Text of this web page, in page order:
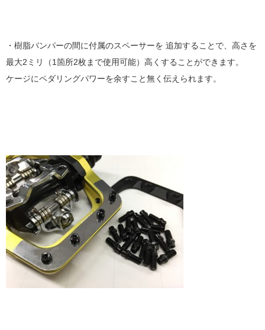
・樹脂バンパーの間に付属のスペーサーを 追加することで、高さを
最大2ミリ（1箇所2枚まで使用可能）高くすることができます。
ケージにペダリングパワーを余すこと無く伝えられます。